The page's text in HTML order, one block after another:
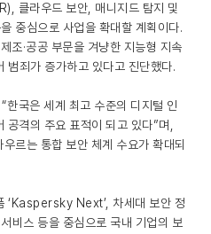
클라우드 보안, 매니지드 탐지 및
중심으로 사업을 확대할 계획이다.
조·공공 부문을 겨냥한 지능형 지속
죄가 증가하고 있다고 진단했다.
한국은 세계 최고 수준의 디지털 인
격의 주요 표적이 되고 있다”며,
르는 통합 보안 체계 수요가 확대되
‘Kaspersky Next’, 차세대 보안 정
비스 등을 중심으로 국내 기업의 보